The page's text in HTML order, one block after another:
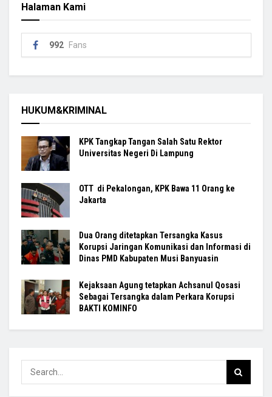
Halaman Kami
992 Fans
HUKUM&KRIMINAL
KPK Tangkap Tangan Salah Satu Rektor
Universitas Negeri Di Lampung
OTT di Pekalongan, KPK Bawa 11 Orang ke
Jakarta
Dua Orang ditetapkan Tersangka Kasus
Korupsi Jaringan Komunikasi dan Informasi di
Dinas PMD Kabupaten Musi Banyuasin
Kejaksaan Agung tetapkan Achsanul Qosasi
Sebagai Tersangka dalam Perkara Korupsi
BAKTI KOMINFO